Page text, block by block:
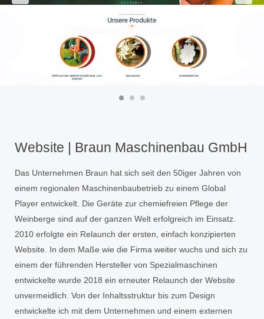
Website | Braun Maschinenbau GmbH
Das Unternehmen Braun hat sich seit den 50iger Jahren von
einem regionalen Maschinenbaubetrieb zu einem Global
Player entwickelt. Die Geräte zur chemiefreien Pflege der
Weinberge sind auf der ganzen Welt erfolgreich im Einsatz.
2010 erfolgte ein Relaunch der ersten, einfach konzipierten
Website. In dem Maße wie die Firma weiter wuchs und sich zu
einem der führenden Hersteller von Spezialmaschinen
entwickelte wurde 2018 ein erneuter Relaunch der Website
unvermeidlich. Von der Inhaltsstruktur bis zum Design
entwickelte ich mit dem Unternehmen und einem externen